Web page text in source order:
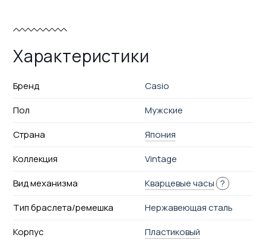
Характеристики
Бренд
Casio
Пол
Мужские
Страна
Япония
Коллекция
Vintage
Вид механизма
Кварцевые часы ?
Тип браслета/ремешка
Нержавеющая сталь
Корпус
Пластиковый